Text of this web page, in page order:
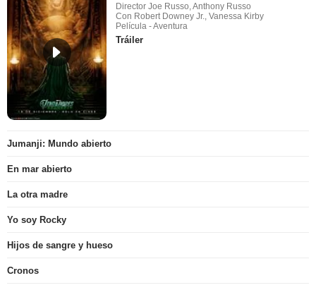
Director Joe Russo, Anthony Russo
Con Robert Downey Jr., Vanessa Kirby
Película - Aventura
Tráiler
Jumanji: Mundo abierto
En mar abierto
La otra madre
Yo soy Rocky
Hijos de sangre y hueso
Cronos